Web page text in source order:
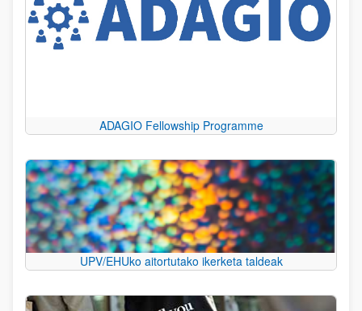
ADAGIO Fellowship Programme
UPV/EHUko aitortutako ikerketa taldeak